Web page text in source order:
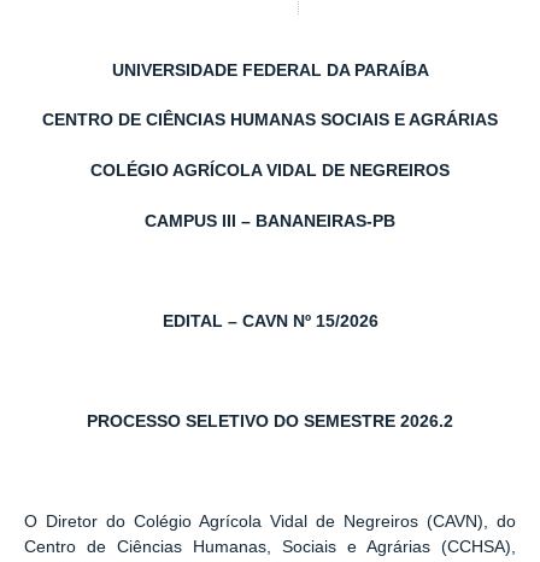
UNIVERSIDADE FEDERAL DA PARAÍBA
CENTRO DE CIÊNCIAS HUMANAS SOCIAIS E AGRÁRIAS
COLÉGIO AGRÍCOLA VIDAL DE NEGREIROS
CAMPUS III – BANANEIRAS-PB
EDITAL – CAVN Nº 15/2026
PROCESSO SELETIVO DO SEMESTRE 2026.2
O Diretor do Colégio Agrícola Vidal de Negreiros (CAVN), do
Centro de Ciências Humanas, Sociais e Agrárias (CCHSA),